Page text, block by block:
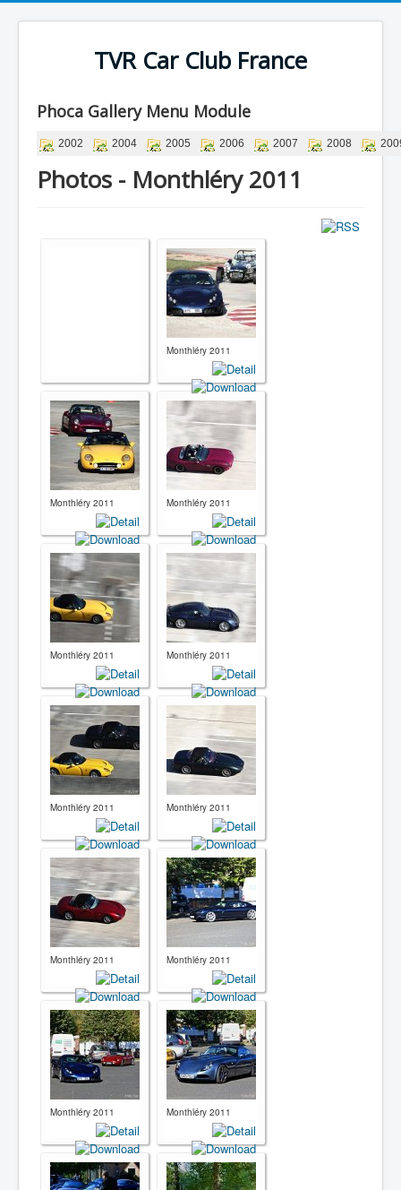
TVR Car Club France
Phoca Gallery Menu Module
2002 2004 2005 2006 2007 2008
Photos - Monthléry 2011
Monthléry 2011
Monthléry 2011 Monthléry 2011
Monthléry 2011 Monthléry 2011
Monthléry 2011 Monthléry 2011
Monthléry 2011 Monthléry 2011
Monthléry 2011 Monthléry 2011